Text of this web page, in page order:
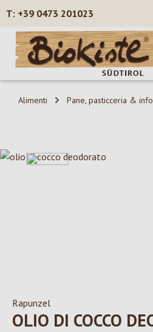
Passa al contenuto principale
+39 0473 201023
Alimenti Pane, pasticceria &
Salta la galleria di immagini
Rapunzel
OLIO DI COCCO